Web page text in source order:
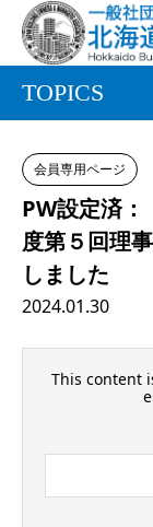
TOPICS
会員専用ページ
PW設定済
度第５回理
しました
2024.01.30
This content